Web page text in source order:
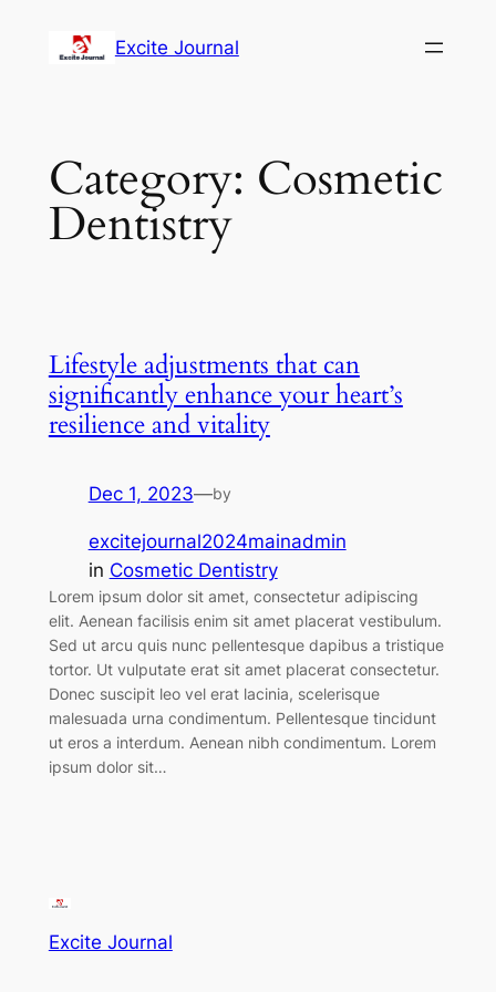
Excite Journal
Category: Cosmetic
Dentistry
Lifestyle adjustments that can
significantly enhance your heart’s
resilience and vitality
Dec 1, 2023—by
excitejournal2024mainadmin
in Cosmetic Dentistry
Lorem ipsum dolor sit amet, consectetur adipiscing
elit. Aenean facilisis enim sit amet placerat vestibulum.
Sed ut arcu quis nunc pellentesque dapibus a tristique
tortor. Ut vulputate erat sit amet placerat consectetur.
Donec suscipit leo vel erat lacinia, scelerisque
malesuada urna condimentum. Pellentesque tincidunt
ut eros a interdum. Aenean nibh condimentum. Lorem
ipsum dolor sit…
Excite Journal